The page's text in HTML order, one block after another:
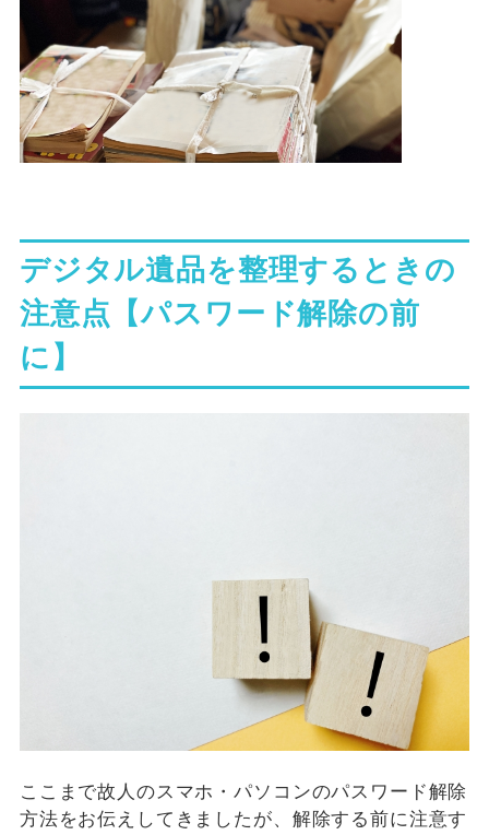
デジタル遺品を整理するときの
注意点【パスワード解除の前
に】
ここまで故人のスマホ・パソコンのパスワード解除
方法をお伝えしてきましたが、解除する前に注意す